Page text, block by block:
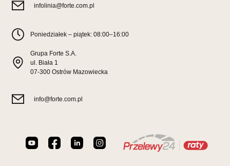
Salon meblowy
83-340 SIERAKOWICE
Adres e-mail:meb_ted@o2.pl
Godziny otwarcia
SALON MEBLOWY PRYM
infolinia@forte.com.pl
Poniedziałek – piątek: 08:00–16:00
Grupa Forte S.A.
ul. Biała 1
07-300 Ostrów Mazowiecka
info@forte.com.pl